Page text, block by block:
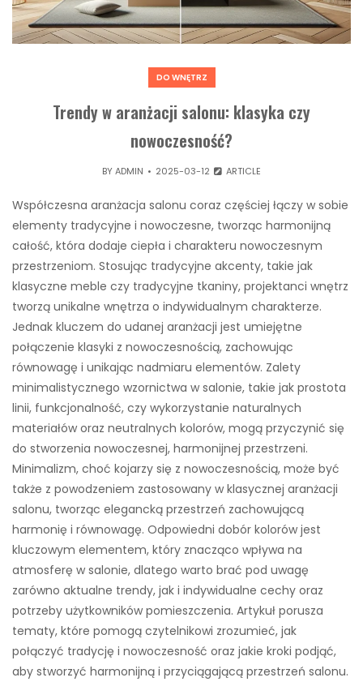
DO WNĘTRZ
Trendy w aranżacji salonu: klasyka czy
nowoczesność?
BYADMIN 2025-03-12 ARTICLE
Współczesna aranżacja salonu coraz częściej łączy w sobie
elementy tradycyjne i nowoczesne, tworząc harmonijną
całość, która dodaje ciepła i charakteru nowoczesnym
przestrzeniom. Stosując tradycyjne akcenty, takie jak
klasyczne meble czy tradycyjne tkaniny, projektanci wnętrz
tworzą unikalne wnętrza o indywidualnym charakterze.
Jednak kluczem do udanej aranżacji jest umiejętne
połączenie klasyki z nowoczesnością, zachowując
równowagę i unikając nadmiaru elementów. Zalety
minimalistycznego wzornictwa w salonie, takie jak prostota
linii, funkcjonalność, czy wykorzystanie naturalnych
materiałów oraz neutralnych kolorów, mogą przyczynić się
do stworzenia nowoczesnej, harmonijnej przestrzeni.
Minimalizm, choć kojarzy się z nowoczesnością, może być
także z powodzeniem zastosowany w klasycznej aranżacji
salonu, tworząc elegancką przestrzeń zachowującą
harmonię i równowagę. Odpowiedni dobór kolorów jest
kluczowym elementem, który znacząco wpływa na
atmosferę w salonie, dlatego warto brać pod uwagę
zarówno aktualne trendy, jak i indywidualne cechy oraz
potrzeby użytkowników pomieszczenia. Artykuł porusza
tematy, które pomogą czytelnikowi zrozumieć, jak
połączyć tradycję i nowoczesność oraz jakie kroki podjąć,
aby stworzyć harmonijną i przyciągającą przestrzeń salonu.